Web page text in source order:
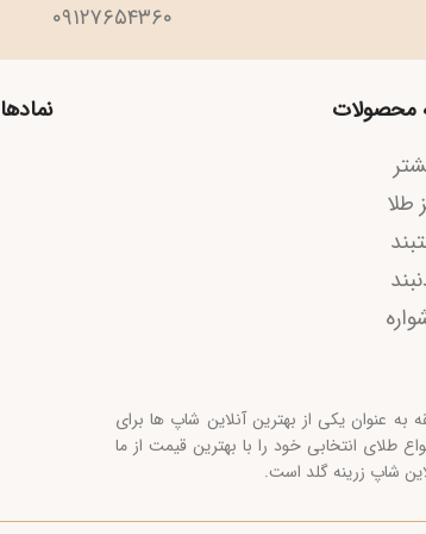
۰۹۱۲۷۶۵۴۳۶۰
از بهترین آنلاین شاپ ها برای
خود را با بهترین قیمت از ما
گلد است.